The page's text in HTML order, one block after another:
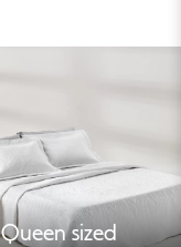
Queen sized